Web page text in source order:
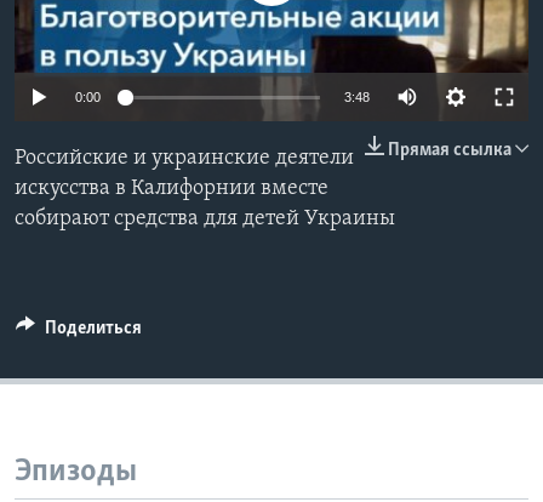
Learning English
СОЦИАЛЬНЫЕ СЕТИ
Языки
0:00 3:48
Прямая ссылка
Российские и украинские деятели
искусства в Калифорнии вместе
собирают средства для детей Украины
Поделиться
Эпизоды